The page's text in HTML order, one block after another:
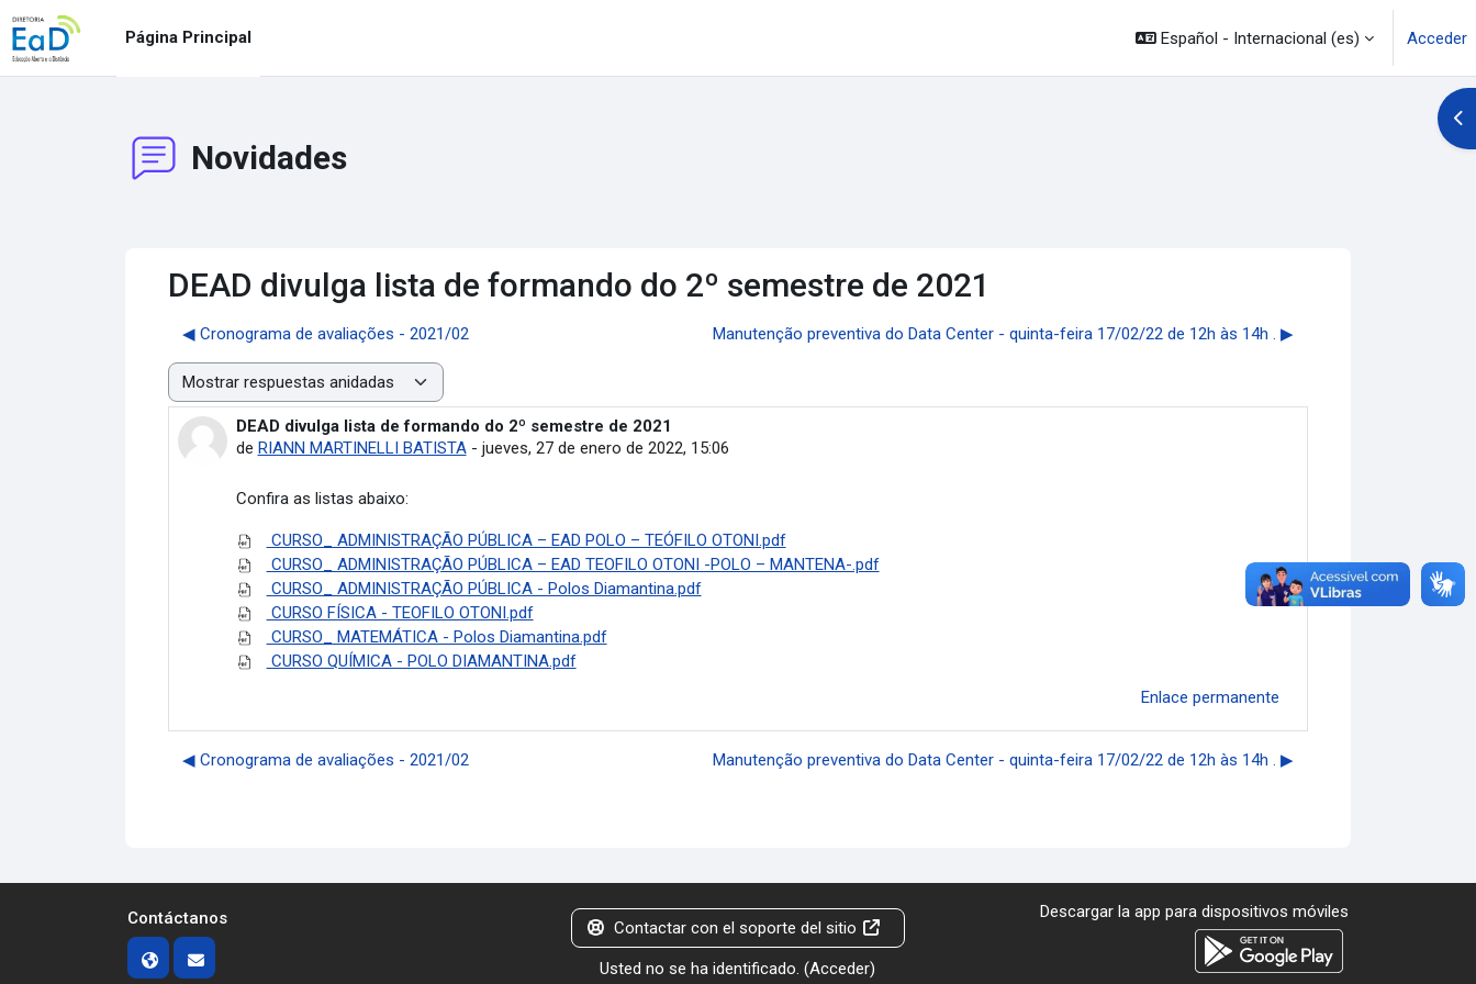
Salta al contenido principal
Página Principal
Español - Internacional ‎(es)‎ Acceder
Novidades
DEAD divulga lista de formando do 2º semestre de 2021
◀︎ Cronograma de avaliações - 2021/02 Manutenção preventiva do Data Center - quinta-feira 17/02/22 de 12h às 14h . ▶︎
Mostrar modo
DEAD divulga lista de formando do 2º semestre de 2021
de RIANN MARTINELLI BATISTA- jueves, 27 de enero de 2022, 15:06
Número de respuestas: 0
Confira as listas abaixo:
CURSO_ ADMINISTRAÇÃO PÚBLICA – EAD POLO – TEÓFILO OTONI.pdf
CURSO_ ADMINISTRAÇÃO PÚBLICA – EAD TEOFILO OTONI -POLO – MANTENA-.pdf
CURSO_ ADMINISTRAÇÃO PÚBLICA - Polos Diamantina.pdf
CURSO FÍSICA - TEOFILO OTONI.pdf
CURSO_ MATEMÁTICA - Polos Diamantina.pdf
CURSO QUÍMICA - POLO DIAMANTINA.pdf
Enlace permanente
◀︎ Cronograma de avaliações - 2021/02 Manutenção preventiva do Data Center - quinta-feira 17/02/22 de 12h às 14h . ▶︎
Contáctanos Contactar con el soporte del sitio
Usted no se ha identificado. (Acceder)
Descargar la app para dispositivos móviles